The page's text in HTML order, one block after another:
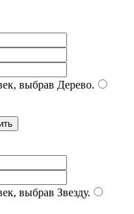
выбрав Дерево.
выбрав Звезду.